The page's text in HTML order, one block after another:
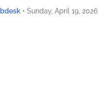
• Sunday, April 19, 2026